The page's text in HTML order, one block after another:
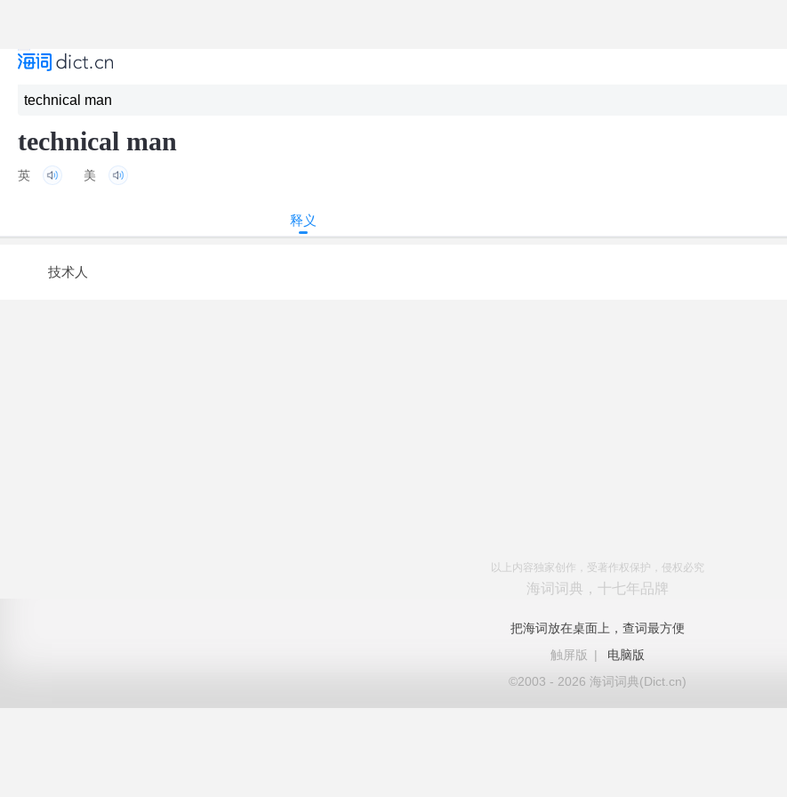
technical man
英 美
释义
技术人
以上内容独家创作，受著作权保护，侵权必究
海词词典，十七年品牌
把海词放在桌面上，查词最方便
触屏版
|
电脑版
©2003 - 2026 海词词典(Dict.cn)